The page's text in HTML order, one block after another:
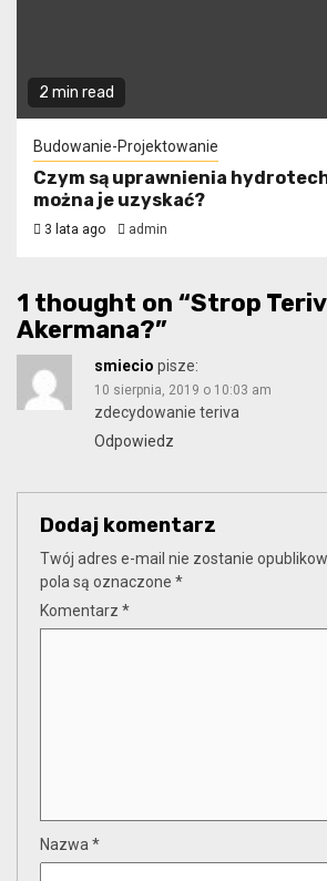
2 min read
Budowanie-Projektowanie
Czym są uprawnienia
można je uzyskać?
3 lata ago admin
1 thought on “Strop
Akermana?”
smiecio pisze:
10 sierpnia, 2019 o 10:03 am
zdecydowanie teriva
Odpowiedz
Dodaj komentarz
Twój adres e-mail nie zostanie
pola są oznaczone *
Komentarz *
Nazwa *